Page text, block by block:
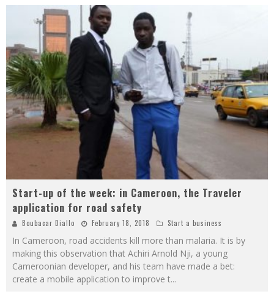
Start-up of the week: in Cameroon, the Traveler
application for road safety
Boubacar Diallo February 18, 2018 Start a business
In Cameroon, road accidents kill more than malaria. It is by
making this observation that Achiri Arnold Nji, a young
Cameroonian developer, and his team have made a bet:
create a mobile application to improve t...